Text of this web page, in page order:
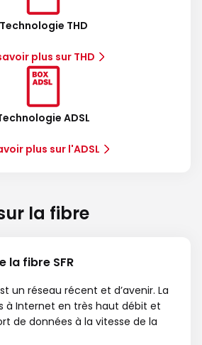
Technologie THD
plus sur THD
ADSL
plus sur l'ADSL
la fibre
la fibre SFR
un réseau récent et d’avenir. La
à Internet en très haut débit et
de données à la vitesse de la